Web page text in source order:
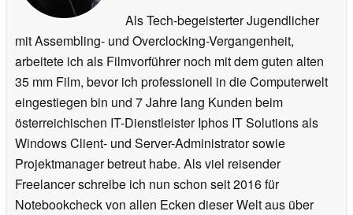
Als Tech-begeisterter Jugendlicher
mit Assembling- und Overclocking-Vergangenheit,
arbeitete ich als Filmvorführer noch mit dem guten alten
35 mm Film, bevor ich professionell in die Computerwelt
eingestiegen bin und 7 Jahre lang Kunden beim
österreichischen IT-Dienstleister Iphos IT Solutions als
Windows Client- und Server-Administrator sowie
Projektmanager betreut habe. Als viel reisender
Freelancer schreibe ich nun schon seit 2016 für
Notebookcheck von allen Ecken dieser Welt aus über